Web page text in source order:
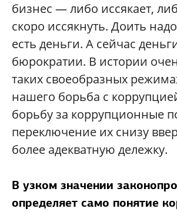
бизнес — либо иссякает,
скоро иссякнуть. Доить надо
есть деньги. А сейчас
бюрократии. В истории
таких своеобразных
нашего борьба с
борьбу за коррупционные
переключение их снизу
более адекватную дележку.
В узком значении
определяет само понятие